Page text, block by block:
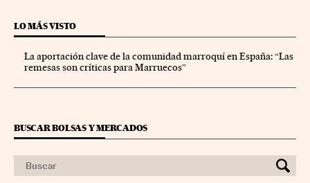
LO MÁS VISTO
La aportación clave de la comunidad marroquí en España: “Las
remesas son críticas para Marruecos”
BUSCAR BOLSAS Y MERCADOS